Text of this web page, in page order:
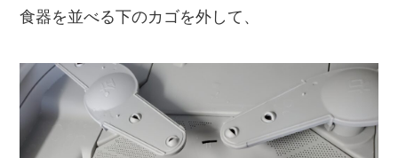
食器を並べる下のカゴを外して、